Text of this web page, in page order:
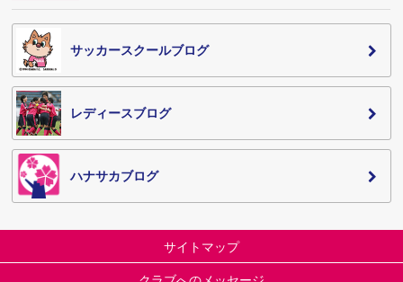
サッカースクールブログ
レディースブログ
ハナサカブログ
サイトマップ